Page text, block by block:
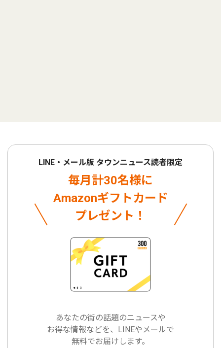
LINE・メール版 タウンニュース読者限定
毎月計30名様に
Amazonギフトカード
プレゼント！
あなたの街の話題のニュースや
お得な情報などを、LINEやメールで
無料でお届けします。